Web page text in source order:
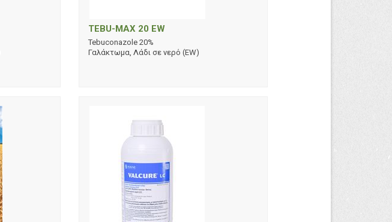
TEBU-MAX 20 EW
Tebuconazole 20%
Γαλάκτωμα, Λάδι σε νερό (EW)